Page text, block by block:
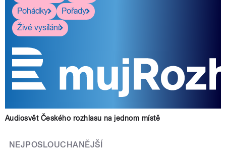
Pohádky
Pořady
Živé vysílání
Audiosvět Českého rozhlasu na jednom místě
NEJPOSLOUCHANĚJŠÍ